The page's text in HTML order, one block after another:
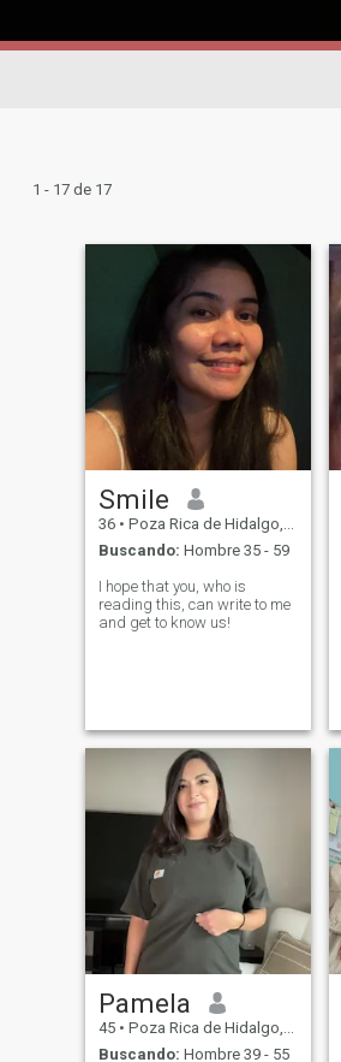
1 - 17 de 17
Smile
36 • Poza Rica de Hidalgo, Veracruz, México
Buscando: Hombre 35 - 59
I hope that you, who is
reading this, can write to me
and get to know us!
Pamela
45 • Poza Rica de Hidalgo, Veracruz, México
Buscando: Hombre 39 - 55